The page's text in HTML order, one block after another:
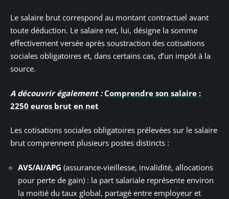
Le salaire brut correspond au montant contractuel avant
toute déduction. Le salaire net, lui, désigne la somme
effectivement versée après soustraction des cotisations
sociales obligatoires et, dans certains cas, d’un impôt à la
source.
A découvrir également : Comprendre son salaire :
2250 euros brut en net
Les cotisations sociales obligatoires prélevées sur le salaire
brut comprennent plusieurs postes distincts :
AVS/AI/APG (assurance-vieillesse, invalidité, allocations
pour perte de gain) : la part salariale représente environ
la moitié du taux global, partagé entre employeur et